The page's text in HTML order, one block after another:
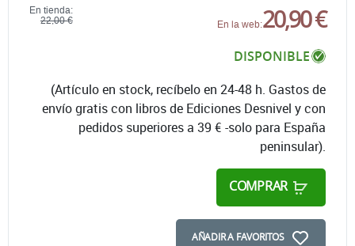
En tienda:
22,00 €
En la web:20,90 €
DISPONIBLE
(Artículo en stock, recíbelo en 24-48 h. Gastos de
envío gratis con libros de Ediciones Desnivel y con
pedidos superiores a 39 € -solo para España
peninsular).
COMPRAR
AÑADIR A FAVORITOS